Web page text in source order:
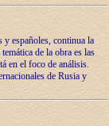
y españoles, continua la
de la obra es las
en el foco de análisis.
de Rusia y